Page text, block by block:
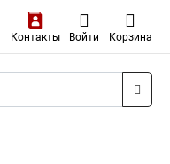
Контакты Войти Корзина